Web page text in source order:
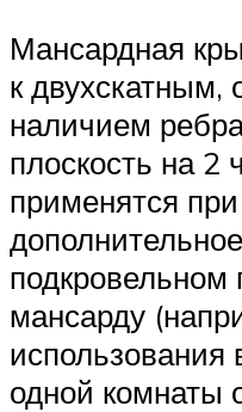
Мансардная
к двухскатным,
наличием
плоскость на 2
применятся
мансарду
использования
одной комнаты